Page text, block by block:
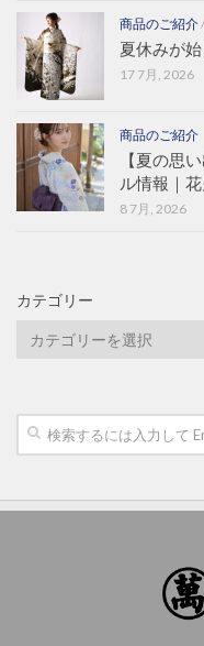
商品のご紹介
夏休みが
17 7月, 2026
商品のご紹介
【夏の思
ル情報｜
8 7月, 2026
カテゴリー
リ
ー